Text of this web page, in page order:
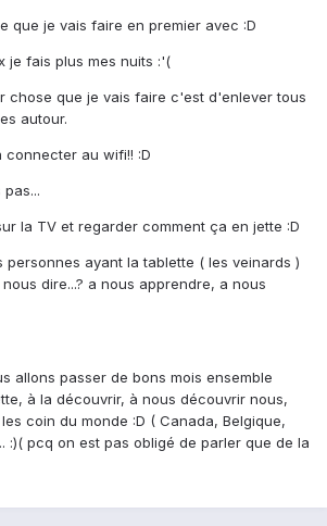
que je vais faire en premier avec :D
je fais plus mes nuits :'(
chose que je vais faire c'est d'enlever tous
autour.
connecter au wifi!! :D
la TV et regarder comment ça en jette :D
personnes ayant la tablette ( les veinards )
dire...? a nous apprendre, a nous
allons passer de bons mois ensemble
à la découvrir, à nous découvrir nous,
coin du monde :D ( Canada, Belgique,
:)( pcq on est pas obligé de parler que de la